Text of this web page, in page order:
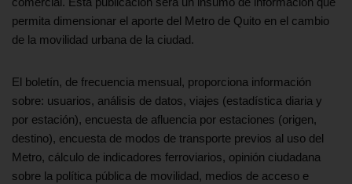
permita dimensionar el aporte del Metro de Quito en el cambio
de la movilidad urbana de la ciudad.
El boletín, de frecuencia mensual, proporciona información
sobre: usuarios, análisis de datos, viajes (estadística diaria y
por estación), encuesta de afluencia por estaciones (origen,
destino), encuesta de modos de transporte previos al uso del
Metro, cálculo de indicadores ferroviarios, opinión ciudadana
sobre la política pública de movilidad, medios de acceso e